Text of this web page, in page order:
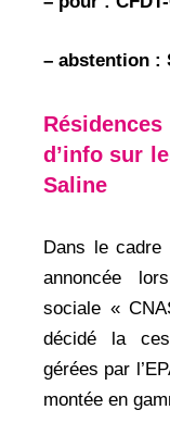
– abstention :
d’info sur
Saline
Dans le cadre
annoncée
sociale «
décidé la
gérées par
montée en